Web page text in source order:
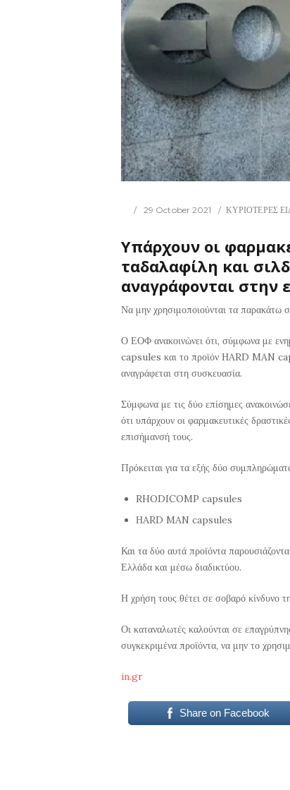
29 October 2021 ΚΥΡΙΟΤΕΡΕΣ
Υπάρχουν οι
ταδαλαφίλη και
αναγράφονται στην
Να μην χρησιμοποιούνται τα παρακάτω
Ο ΕΟΦ ανακοινώνει ότι, σύμφωνα με
capsules και το προϊόν ΗARD MAN
αναγράφεται στη συσκευασία.
Σύμφωνα με τις δύο επίσημες
ότι υπάρχουν οι φαρμακευτικές
επισήμανσή τους.
Πρόκειται για τα εξής δύο
RHODICOMP capsules
ΗARD MAN capsules
Και τα δύο αυτά προϊόντα
Ελλάδα και μέσω διαδικτύου.
Η χρήση τους θέτει σε σοβαρό κίνδυνο
Οι καταναλωτές καλούνται σε
συγκεκριμένα προϊόντα, να μην το
in.gr
Share on Facebook